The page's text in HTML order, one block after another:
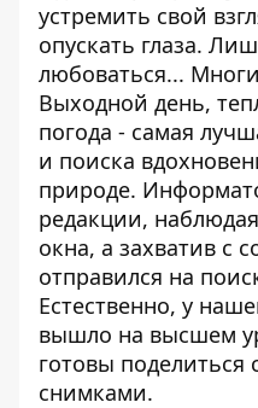
устремить свой
опускать глаза.
любоваться...
Выходной день,
погода - самая
и поиска
природе.
редакции,
окна, а захватив с
отправился на
Естественно, у
вышло на высшем
готовы
снимками.